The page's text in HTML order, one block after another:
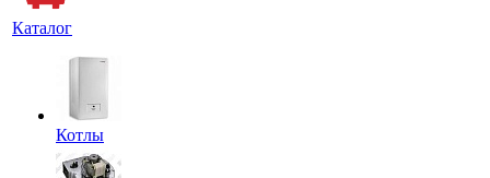
Каталог
Котлы